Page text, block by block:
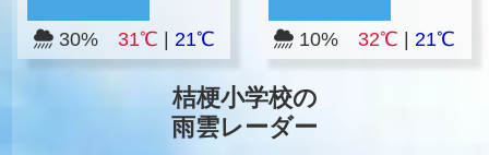
30% 31℃ 21℃ 10% 32℃ |21℃
桔梗小学校の
雨雲レーダー